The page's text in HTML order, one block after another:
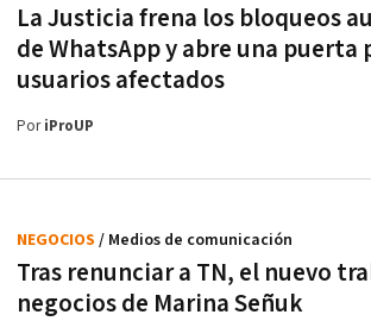
La Justicia frena los bloqueos
de WhatsApp y abre una puerta
usuarios afectados
PoriProUP
Tras renunciar a TN, el nuevo
negocios de Marina Señuk
NEGOCIOS / Medios de comunicación